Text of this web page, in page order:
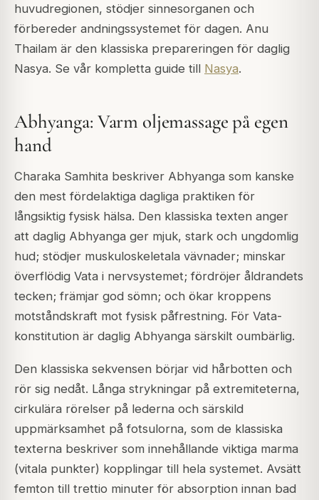
huvudregionen, stödjer sinnesorganen och
förbereder andningssystemet för dagen. Anu
Thailam är den klassiska prepareringen för daglig
Nasya. Se vår kompletta guide till Nasya.
Abhyanga: Varm oljemassage på egen
hand
Charaka Samhita beskriver Abhyanga som kanske
den mest fördelaktiga dagliga praktiken för
långsiktig fysisk hälsa. Den klassiska texten anger
att daglig Abhyanga ger mjuk, stark och ungdomlig
hud; stödjer muskuloskeletala vävnader; minskar
överflödig Vata i nervsystemet; fördröjer åldrandets
tecken; främjar god sömn; och ökar kroppens
motståndskraft mot fysisk påfrestning. För Vata-
konstitution är daglig Abhyanga särskilt oumbärlig.
Den klassiska sekvensen börjar vid hårbotten och
rör sig nedåt. Långa strykningar på extremiteterna,
cirkulära rörelser på lederna och särskild
uppmärksamhet på fotsulorna, som de klassiska
texterna beskriver som innehållande viktiga marma
(vitala punkter) kopplingar till hela systemet. Avsätt
femton till trettio minuter för absorption innan bad